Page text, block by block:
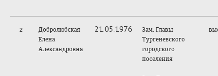
2
Добролюбская
Елена
Александровна
21.05.1976
Зам. Главы
Тургеневского
городского
поселения